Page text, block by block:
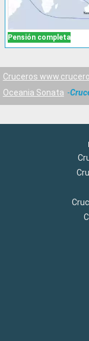
Pensión completa
Cruceros
Oceania Sonata